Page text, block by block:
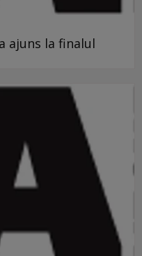
ajuns la finalul